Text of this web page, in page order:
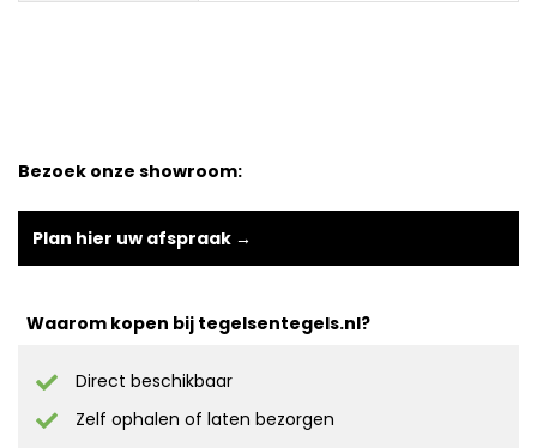
Bezoek onze showroom:
Plan hier uw afspraak →
Waarom kopen bij tegelsentegels.nl?
Direct beschikbaar
Zelf ophalen of laten bezorgen